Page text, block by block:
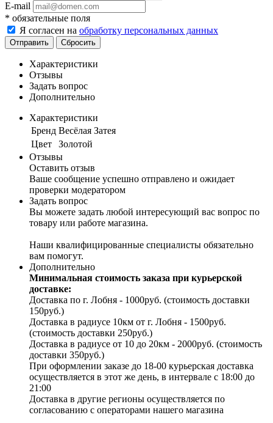
E-mail
* обязательные поля
Я согласен на обработку персональных данных
Отправить Сбросить
Характеристики
Отзывы
Задать вопрос
Дополнительно
Характеристики
Бренд Весёлая Затея
Цвет
Золотой
Отзывы
Оставить отзыв
Ваше сообщение успешно отправлено и ожидает
проверки модератором
Задать вопрос
Вы можете задать любой интересующий вас вопрос по
товару или работе магазина.
Наши квалифицированные специалисты обязательно
вам помогут.
Дополнительно
Минимальная стоимость заказа при курьерской
доставке:
Доставка по г. Лобня - 1000руб. (стоимость доставки
150руб.)
Доставка в радиусе 10км от г. Лобня - 1500руб.
(стоимость доставки 250руб.)
Доставка в радиусе от 10 до 20км - 2000руб. (стоимость
доставки 350руб.)
При оформлении заказе до 18-00 курьерская доставка
осуществляется в этот же день, в интервале с 18:00 до
21:00
Доставка в другие регионы осуществляется по
согласованию с операторами нашего магазина